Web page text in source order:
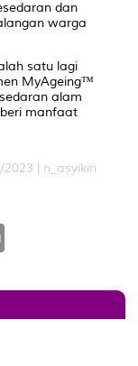
dan
warga
satu lagi
MyAgeing™
alam
manfaat
| n_asyikin
t